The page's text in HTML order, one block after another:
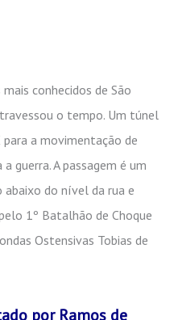
conhecidos de São
o tempo. Um túnel
a movimentação de
guerra. A passagem é um
abaixo do nível da rua e
1º Batalhão de Choque
Ostensivas Tobias de
por Ramos de